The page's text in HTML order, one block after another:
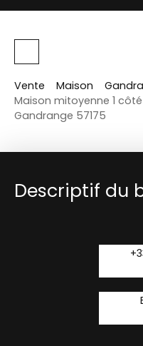
Vente Maison
Maison mitoyenne 1
Gandrange 57175
Descriptif du